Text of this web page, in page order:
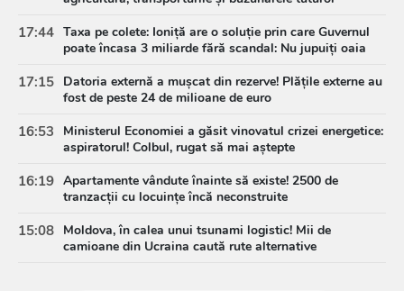
17:44 Taxa pe colete: Ioniță are o soluție prin care Guvernul
poate încasa 3 miliarde fără scandal: Nu jupuiți oaia
17:15 Datoria externă a mușcat din rezerve! Plățile externe au
fost de peste 24 de milioane de euro
16:53
Ministerul Economiei a găsit vinovatul crizei energetice:
aspiratorul! Colbul, rugat să mai aștepte
16:19 Apartamente vândute înainte să existe! 2500 de
tranzacții cu locuințe încă neconstruite
15:08 Moldova, în calea unui tsunami logistic! Mii de
camioane din Ucraina caută rute alternative